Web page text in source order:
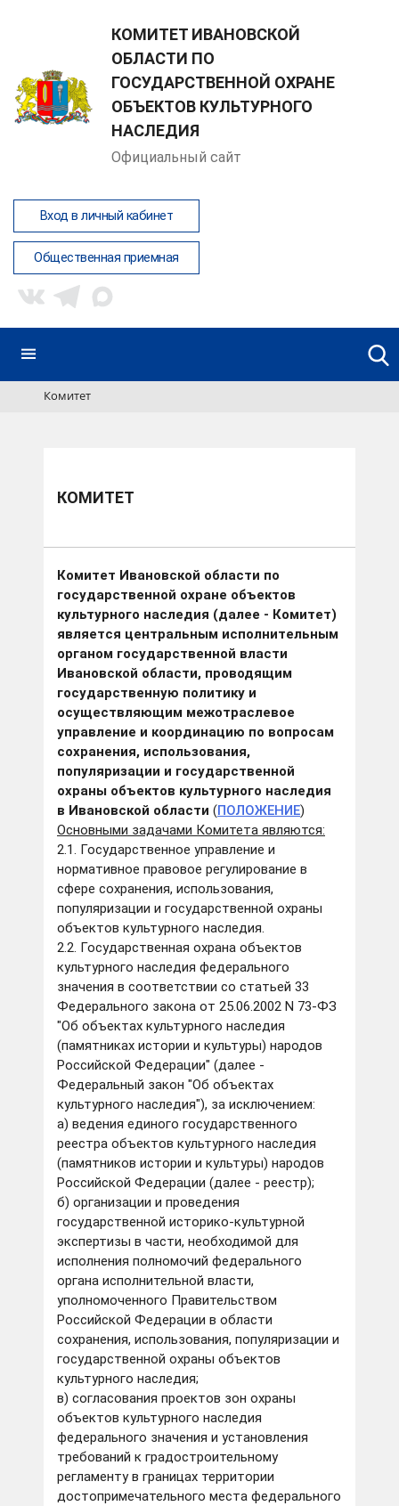
КОМИТЕТ ИВАНОВСКОЙ
ОБЛАСТИ ПО
ГОСУДАРСТВЕННОЙ ОХРАНЕ
ОБЪЕКТОВ КУЛЬТУРНОГО
НАСЛЕДИЯ
Официальный сайт
Вход в личный кабинет
Общественная приемная
Комитет
КОМИТЕТ
Комитет Ивановской области по
государственной охране объектов
культурного наследия (далее - Комитет)
является центральным исполнительным
органом государственной власти
Ивановской области, проводящим
государственную политику и
осуществляющим межотраслевое
управление и координацию по вопросам
сохранения, использования,
популяризации и государственной
охраны объектов культурного наследия
в Ивановской области (ПОЛОЖЕНИЕ)
Основными задачами Комитета являются:
2.1. Государственное управление и
нормативное правовое регулирование в
сфере сохранения, использования,
популяризации и государственной охраны
объектов культурного наследия.
2.2. Государственная охрана объектов
культурного наследия федерального
значения в соответствии со статьей 33
Федерального закона от 25.06.2002 N 73-ФЗ
"Об объектах культурного наследия
(памятниках истории и культуры) народов
Российской Федерации" (далее -
Федеральный закон "Об объектах
культурного наследия"), за исключением:
а) ведения единого государственного
реестра объектов культурного наследия
(памятников истории и культуры) народов
Российской Федерации (далее - реестр);
б) организации и проведения
государственной историко-культурной
экспертизы в части, необходимой для
исполнения полномочий федерального
органа исполнительной власти,
уполномоченного Правительством
Российской Федерации в области
сохранения, использования, популяризации и
государственной охраны объектов
культурного наследия;
в) согласования проектов зон охраны
объектов культурного наследия
федерального значения и установления
требований к градостроительному
регламенту в границах территории
достопримечательного места федерального